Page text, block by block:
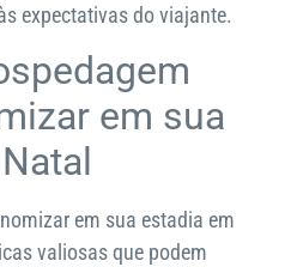
expectativas do viajante.
em sua
em sua estadia em
valiosas que podem